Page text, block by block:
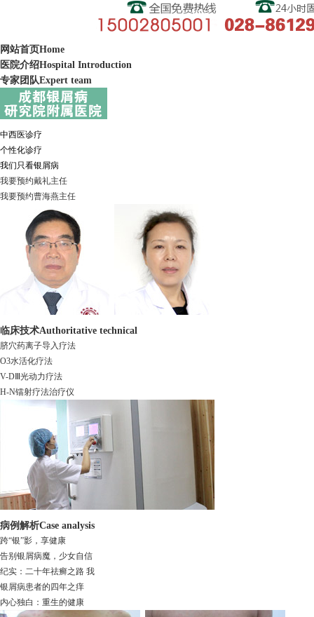
网站首页Home
医院介绍Hospital Introduction
专家团队Expert team
中西医诊疗
个性化诊疗
我们只看银屑病
我要预约戴礼主任
我要预约曹海燕主任
临床技术Authoritative technical
脐穴药离子导入疗法
O3水活化疗法
V-DⅢ光动力疗法
H-N镭射疗法治疗仪
病例解析Case analysis
跨“银”影，享健康
告别银屑病魔，少女自信
纪实：二十年祛癣之路 我
银屑病患者的四年之痒
内心独白：重生的健康